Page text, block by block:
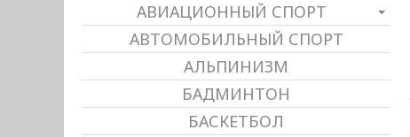
АВИАЦИОННЫЙ СПОРТ
АВТОМОБИЛЬНЫЙ СПОРТ
АЛЬПИНИЗМ
БАДМИНТОН
БАСКЕТБОЛ